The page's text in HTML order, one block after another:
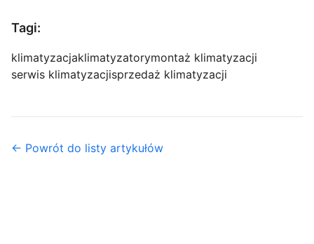
Tagi:
klimatyzacjaklimatyzatorymontaż klimatyzacji
serwis klimatyzacjisprzedaż klimatyzacji
← Powrót do listy artykułów